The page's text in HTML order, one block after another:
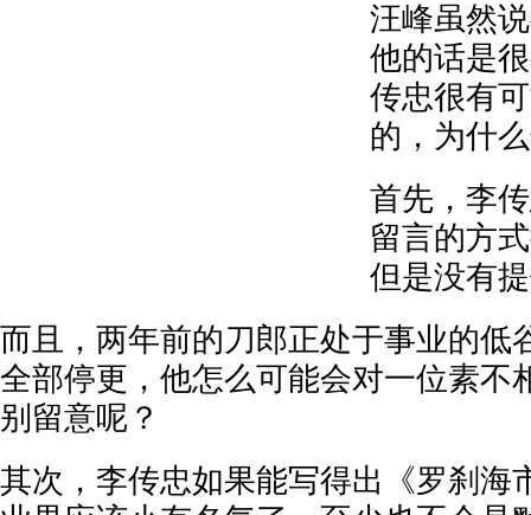
汪峰虽然
他的话是
传忠很有
的，为什
首先，李
留言的方
但是没有
而且，两年前的刀郎正处于事业的低
全部停更，他怎么可能会对一位素不
别留意呢？
其次，李传忠如果能写得出《罗刹海